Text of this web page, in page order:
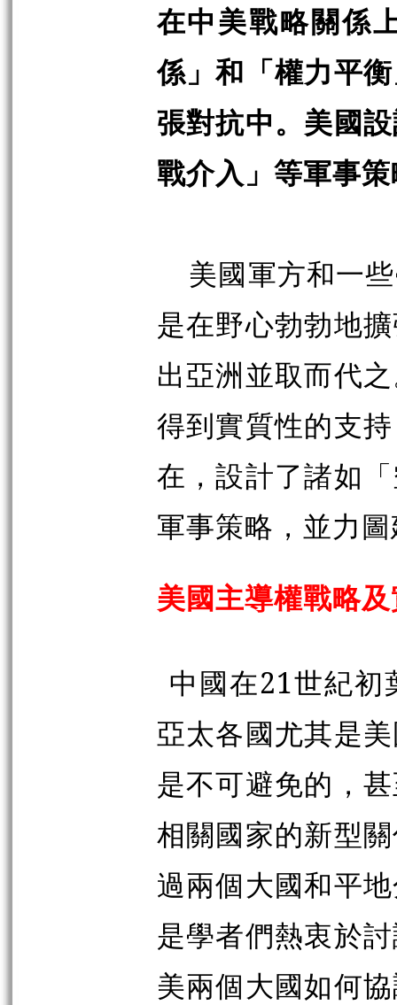
在中美戰略關係
係」和「權力平
張對抗中。美國
戰介入」等軍事
美國軍方和一
是在野心勃勃地
出亞洲並取而代
得到實質性的支
在，設計了諸如
軍事策略，並力
美國主導權戰略
中國在21世紀初
亞太各國尤其是
是不可避免的，
相關國家的新型
過兩個大國和平
是學者們熱衷於
美兩個大國如何